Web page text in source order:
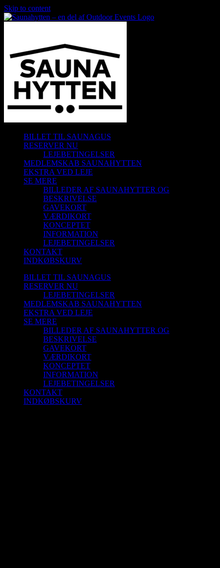
Skip to content
BILLET TIL SAUNAGUS
RESERVER NU
LEJEBETINGELSER
MEDLEMSKAB SAUNAHYTTEN
EKSTRA VED LEJE
SE MERE
BILLEDER AF SAUNAHYTTER OG
BESKRIVELSE
GAVEKORT
VÆRDIKORT
KONCEPTET
INFORMATION
LEJEBETINGELSER
KONTAKT
INDKØBSKURV
BILLET TIL SAUNAGUS
RESERVER NU
LEJEBETINGELSER
MEDLEMSKAB SAUNAHYTTEN
EKSTRA VED LEJE
SE MERE
BILLEDER AF SAUNAHYTTER OG
BESKRIVELSE
GAVEKORT
VÆRDIKORT
KONCEPTET
INFORMATION
LEJEBETINGELSER
KONTAKT
INDKØBSKURV